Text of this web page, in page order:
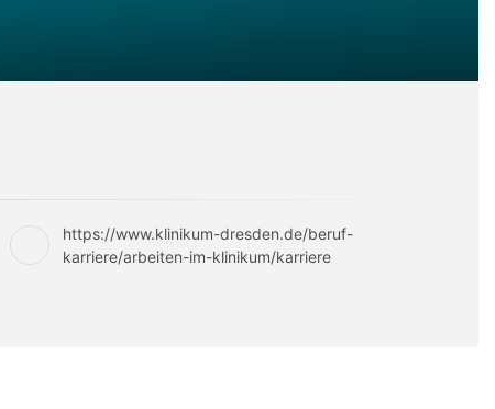
https://www.klinikum-dresden.de/beruf-
karriere/arbeiten-im-klinikum/karriere